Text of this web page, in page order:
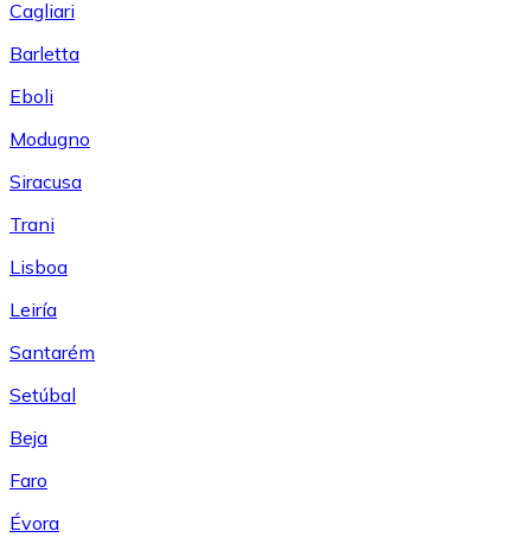
Cagliari
Barletta
Eboli
Modugno
Siracusa
Trani
Lisboa
Leiría
Santarém
Setúbal
Beja
Faro
Évora